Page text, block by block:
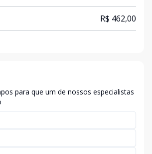
R$ 462,00
para que um de nossos especialistas